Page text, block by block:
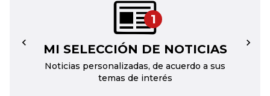
1
MI SELECCIÓN DE NOTICIAS
Noticias personalizadas, de acuerdo a sus
temas de interés
← →